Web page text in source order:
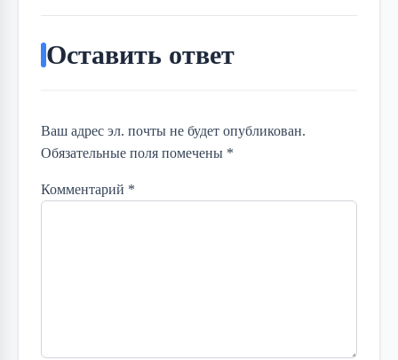
Оставить ответ
Ваш адрес эл. почты не будет опубликован.
Обязательные поля помечены *
Комментарий *